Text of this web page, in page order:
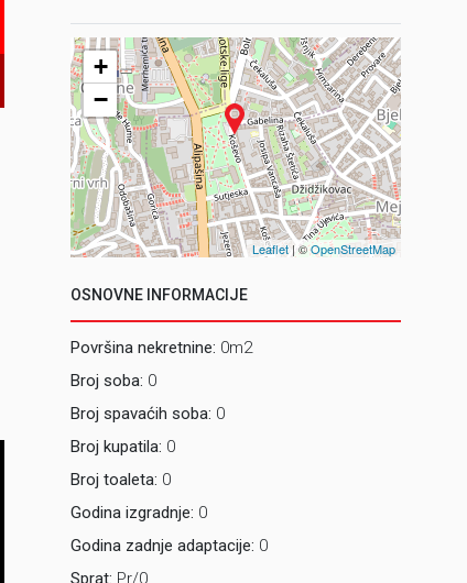
+
−
Leaflet| ©OpenStreetMap
OSNOVNE INFORMACIJE
Površina nekretnine: 0m2
Broj soba: 0
Broj spavaćih soba: 0
Broj kupatila: 0
Broj toaleta: 0
Godina izgradnje: 0
Godina zadnje adaptacije: 0
Sprat: Pr/0